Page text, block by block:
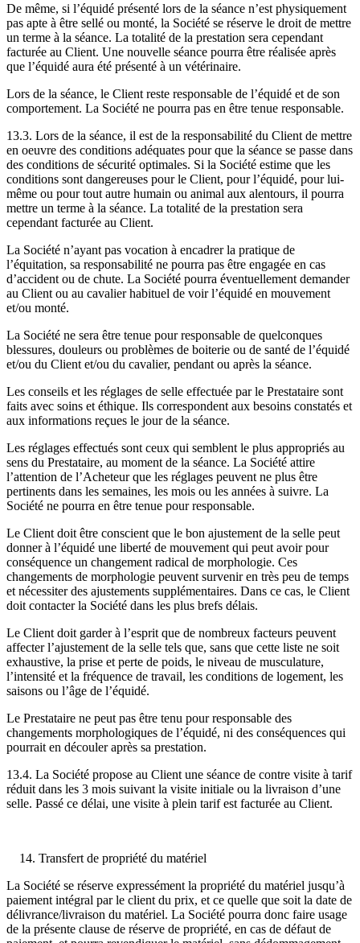
De même, si l’équidé présenté lors de la séance n’est physiquement
pas apte à être sellé ou monté, la Société se réserve le droit de mettre
un terme à la séance. La totalité de la prestation sera cependant
facturée au Client. Une nouvelle séance pourra être réalisée après
que l’équidé aura été présenté à un vétérinaire.
Lors de la séance, le Client reste responsable de l’équidé et de son
comportement. La Société ne pourra pas en être tenue responsable.
13.3. Lors de la séance, il est de la responsabilité du Client de mettre
en oeuvre des conditions adéquates pour que la séance se passe dans
des conditions de sécurité optimales. Si la Société estime que les
conditions sont dangereuses pour le Client, pour l’équidé, pour lui-
même ou pour tout autre humain ou animal aux alentours, il pourra
mettre un terme à la séance. La totalité de la prestation sera
cependant facturée au Client.
La Société n’ayant pas vocation à encadrer la pratique de
l’équitation, sa responsabilité ne pourra pas être engagée en cas
d’accident ou de chute. La Société pourra éventuellement demander
au Client ou au cavalier habituel de voir l’équidé en mouvement
et/ou monté.
La Société ne sera être tenue pour responsable de quelconques
blessures, douleurs ou problèmes de boiterie ou de santé de l’équidé
et/ou du Client et/ou du cavalier, pendant ou après la séance.
Les conseils et les réglages de selle effectuée par le Prestataire sont
faits avec soins et éthique. Ils correspondent aux besoins constatés et
aux informations reçues le jour de la séance.
Les réglages effectués sont ceux qui semblent le plus appropriés au
sens du Prestataire, au moment de la séance. La Société attire
l’attention de l’Acheteur que les réglages peuvent ne plus être
pertinents dans les semaines, les mois ou les années à suivre. La
Société ne pourra en être tenue pour responsable.
Le Client doit être conscient que le bon ajustement de la selle peut
donner à l’équidé une liberté de mouvement qui peut avoir pour
conséquence un changement radical de morphologie. Ces
changements de morphologie peuvent survenir en très peu de temps
et nécessiter des ajustements supplémentaires. Dans ce cas, le Client
doit contacter la Société dans les plus brefs délais.
Le Client doit garder à l’esprit que de nombreux facteurs peuvent
affecter l’ajustement de la selle tels que, sans que cette liste ne soit
exhaustive, la prise et perte de poids, le niveau de musculature,
l’intensité et la fréquence de travail, les conditions de logement, les
saisons ou l’âge de l’équidé.
Le Prestataire ne peut pas être tenu pour responsable des
changements morphologiques de l’équidé, ni des conséquences qui
pourrait en découler après sa prestation.
13.4. La Société propose au Client une séance de contre visite à tarif
réduit dans les 3 mois suivant la visite initiale ou la livraison d’une
selle. Passé ce délai, une visite à plein tarif est facturée au Client.
Transfert de propriété du matériel
La Société se réserve expressément la propriété du matériel jusqu’à
paiement intégral par le client du prix, et ce quelle que soit la date de
délivrance/livraison du matériel. La Société pourra donc faire usage
de la présente clause de réserve de propriété, en cas de défaut de